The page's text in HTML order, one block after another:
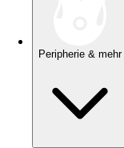
Peripherie & mehr